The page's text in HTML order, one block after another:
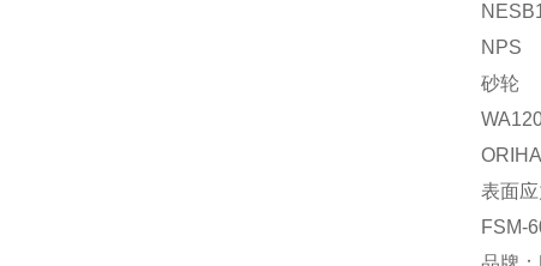
NPS
砂轮
表面
FSM-